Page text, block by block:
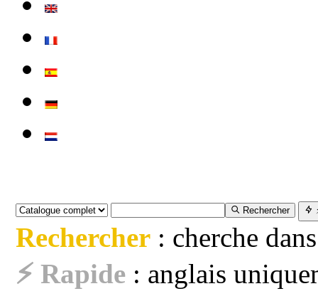
Rechercher
Rechercher : cherche
⚡ Rapide : anglais